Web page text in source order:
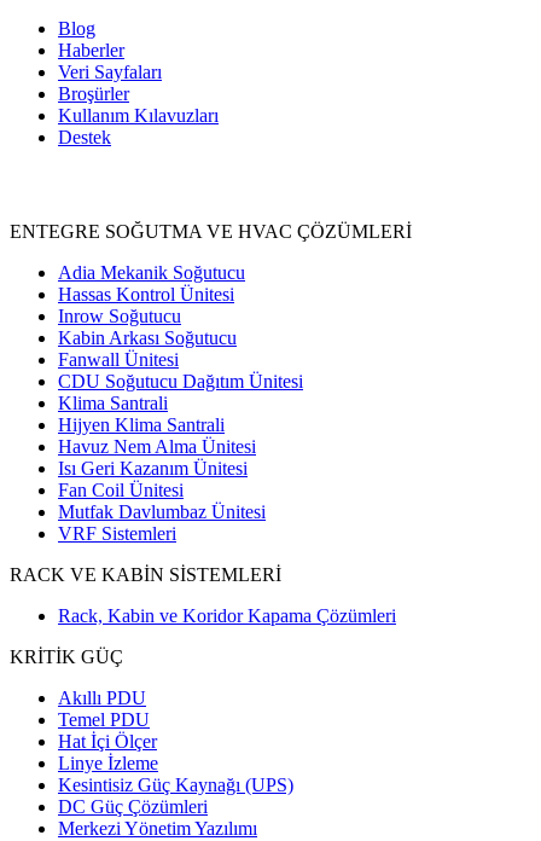
Blog
Haberler
Veri Sayfaları
Broşürler
Kullanım Kılavuzları
Destek
ENTEGRE SOĞUTMA VE HVAC ÇÖZÜMLERİ
Adia Mekanik Soğutucu
Hassas Kontrol Ünitesi
Inrow Soğutucu
Kabin Arkası Soğutucu
Fanwall Ünitesi
CDU Soğutucu Dağıtım Ünitesi
Klima Santrali
Hijyen Klima Santrali
Havuz Nem Alma Ünitesi
Isı Geri Kazanım Ünitesi
Fan Coil Ünitesi
Mutfak Davlumbaz Ünitesi
VRF Sistemleri
RACK VE KABİN SİSTEMLERİ
Rack, Kabin ve Koridor Kapama Çözümleri
KRİTİK GÜÇ
Akıllı PDU
Temel PDU
Hat İçi Ölçer
Linye İzleme
Kesintisiz Güç Kaynağı (UPS)
DC Güç Çözümleri
Merkezi Yönetim Yazılımı